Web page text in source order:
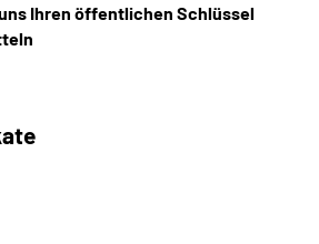
Ihren öffentlichen Schlüssel